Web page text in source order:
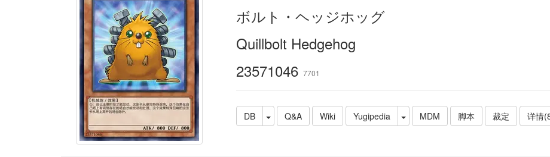
ボルト・ヘッジホッグ
Quillbolt Hedgehog
23571046 7701
DB Q&A Wiki Yugipedia MDM 脚本 裁定 详情